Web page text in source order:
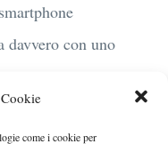
come i cookie per
davvero con uno
mobilità